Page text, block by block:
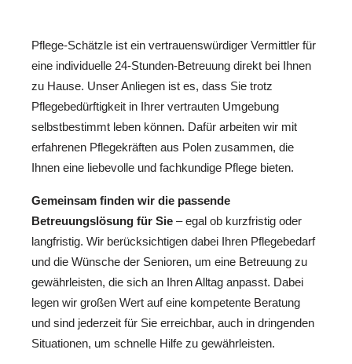
Pflege-Schätzle ist ein vertrauenswürdiger Vermittler für
eine individuelle 24-Stunden-Betreuung direkt bei Ihnen
zu Hause. Unser Anliegen ist es, dass Sie trotz
Pflegebedürftigkeit in Ihrer vertrauten Umgebung
selbstbestimmt leben können. Dafür arbeiten wir mit
erfahrenen Pflegekräften aus Polen zusammen, die
Ihnen eine liebevolle und fachkundige Pflege bieten.
Gemeinsam finden wir die passende
Betreuungslösung für Sie – egal ob kurzfristig oder
langfristig. Wir berücksichtigen dabei Ihren Pflegebedarf
und die Wünsche der Senioren, um eine Betreuung zu
gewährleisten, die sich an Ihren Alltag anpasst. Dabei
legen wir großen Wert auf eine kompetente Beratung
und sind jederzeit für Sie erreichbar, auch in dringenden
Situationen, um schnelle Hilfe zu gewährleisten.